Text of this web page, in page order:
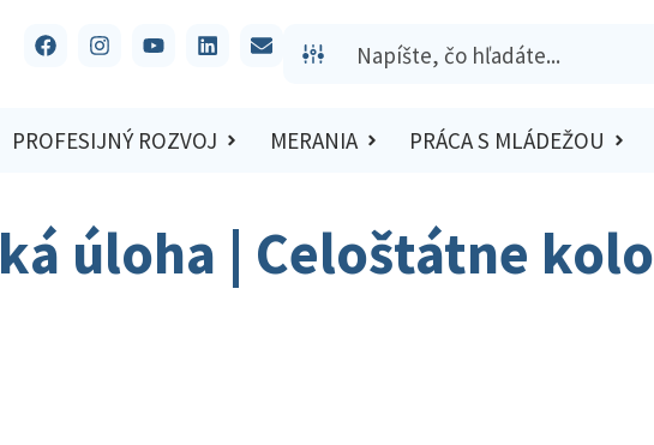
PROFESIJNÝ ROZVOJ MERANIA PRÁCA S MLÁDEŽOU
úloha | Celoštátne kolo